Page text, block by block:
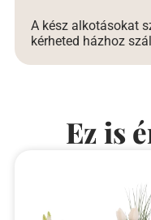
A kész alkotásokat
kérheted házhoz
Ez is